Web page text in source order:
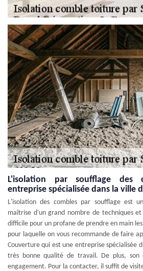
L'isolation par soufflage des
entreprise spécialisée dans la ville
L'isolation des combles par soufflage est
maîtrise d'un grand nombre de techniques
difficile pour un profane de prendre en main
pour laquelle on vous recommande de faire
Couverture qui est une entreprise spécialisée
très bonne qualité de travail. De plus, son
engagement. Pour la contacter, il suffit de